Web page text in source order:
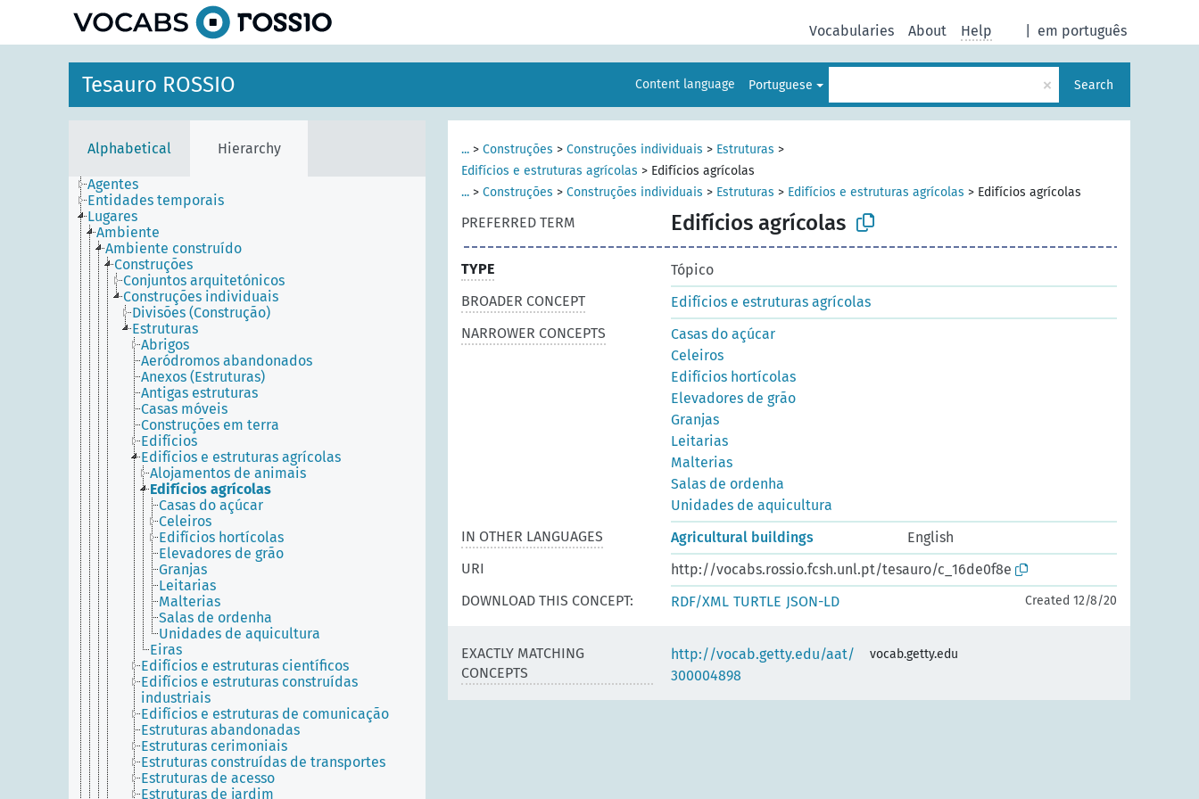
em português
Vocabularies About Help
Tesauro ROSSIO Content language Portuguese × Search
Alphabetical Hierarchy
Agentes
Entidades temporais
Lugares
Ambiente
Ambiente construído
Construções
Conjuntos arquitetónicos
Construções individuais
Divisões (Construção)
Estruturas
Abrigos
Aeródromos abandonados
Anexos (Estruturas)
Antigas estruturas
Casas móveis
Construções em terra
Edifícios
Edifícios e estruturas agrícolas
Alojamentos de animais
Edifícios agrícolas
Casas do açúcar
Celeiros
Edifícios hortícolas
Elevadores de grão
Granjas
Leitarias
Malterias
Salas de ordenha
Unidades de aquicultura
Eiras
Edifícios e estruturas científicos
Edifícios e estruturas construídas
industriais
Edifícios e estruturas de comunicação
Estruturas abandonadas
Estruturas cerimoniais
Estruturas construídas de transportes
Estruturas de acesso
Estruturas de jardim
... > Construções > Construções individuais > Estruturas >
Edifícios e estruturas agrícolas > Edifícios agrícolas
... > Construções > Construções individuais > Estruturas > Edifícios e estruturas agrícolas > Edifícios agrícolas
PREFERRED TERM Edifícios agrícolas
TYPE
Tópico
BROADER CONCEPT
Edifícios e estruturas agrícolas
NARROWER CONCEPTS
Casas do açúcar
Celeiros
Edifícios hortícolas
Elevadores de grão
Granjas
Leitarias
Malterias
Salas de ordenha
Unidades de aquicultura
IN OTHER LANGUAGES
Agricultural buildings
English
URI
http://vocabs.rossio.fcsh.unl.pt/tesauro/c_16de0f8e
DOWNLOAD THIS CONCEPT:
RDF/XML TURTLE JSON-LD Created 12/8/20
EXACTLY MATCHING
CONCEPTS
http://vocab.getty.edu/aat/
300004898
vocab.getty.edu